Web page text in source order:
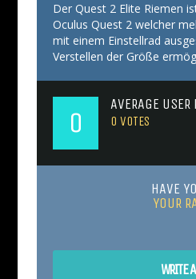
Der Quest 2 Elite Riemen
Oculus Quest 2 welcher
mit einem Einstellrad
Verstellen der Größe
0
AVERAGE USER
0 VOTES
HAVE
YOUR
WRITE